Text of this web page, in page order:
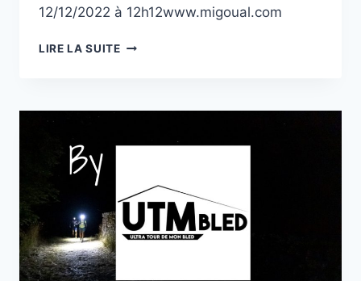
12/12/2022 à 12h12www.migoual.com
LIRE LA SUITEPHOTOS